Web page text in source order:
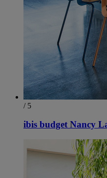
/ 5
ibis budget Nancy